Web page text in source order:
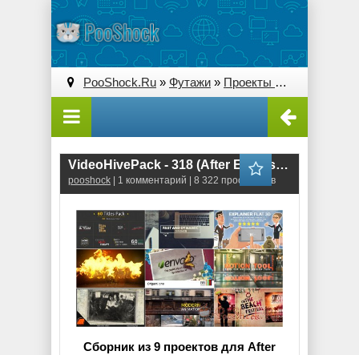
PooShock.Ru » Футажи » Проекты After Effects
VideoHivePack - 318 (After Effects Projects Pack)
pooshock | 1 комментарий | 8 322 просмотров
Сборник из 9 проектов для After